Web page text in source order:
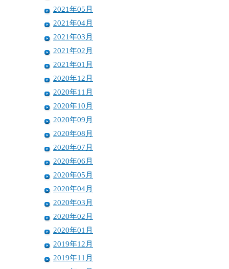
2021年05月
2021年04月
2021年03月
2021年02月
2021年01月
2020年12月
2020年11月
2020年10月
2020年09月
2020年08月
2020年07月
2020年06月
2020年05月
2020年04月
2020年03月
2020年02月
2020年01月
2019年12月
2019年11月